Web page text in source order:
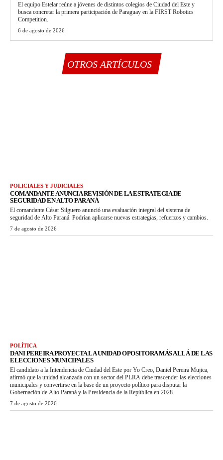
El equipo Estelar reúne a jóvenes de distintos colegios de Ciudad del Este y
busca concretar la primera participación de Paraguay en la FIRST Robotics
Competition.
6 de agosto de 2026
OTROS ARTÍCULOS
POLICIALES Y JUDICIALES
COMANDANTE ANUNCIA REVISIÓN DE LA ESTRATEGIA DE
SEGURIDAD EN ALTO PARANÁ
El comandante César Silguero anunció una evaluación integral del sistema de
seguridad de Alto Paraná. Podrían aplicarse nuevas estrategias, refuerzos y cambios.
7 de agosto de 2026
POLÍTICA
DANI PEREIRA PROYECTA LA UNIDAD OPOSITORA MÁS ALLÁ DE LAS
ELECCIONES MUNICIPALES
El candidato a la Intendencia de Ciudad del Este por Yo Creo, Daniel Pereira Mujica,
afirmó que la unidad alcanzada con un sector del PLRA debe trascender las elecciones
municipales y convertirse en la base de un proyecto político para disputar la
Gobernación de Alto Paraná y la Presidencia de la República en 2028.
7 de agosto de 2026